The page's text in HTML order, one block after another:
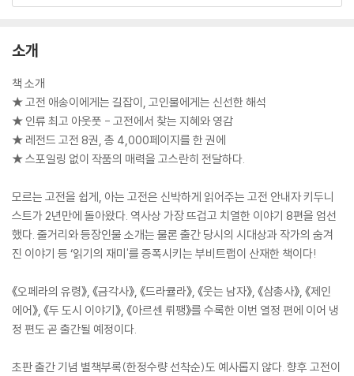
소개
책 소개
★ 고전 애송이에게는 길잡이, 고인물에게는 신선한 해석
★ 인류 최고 아웃풋 - 고전에서 찾는 지혜와 영감
★ 레전드 고전 8권, 총 4,000페이지를 한 권에
★ 스포일링 없이 작품의 매력을 고스란히 전달하다.
모르는 고전을 쉽게, 아는 고전은 신박하게 읽어주는 고전 안내자 키두니
스트가 2년만에 돌아왔다. 역사상 가장 뜨겁고 치열한 이야기 8편을 엄선
했다. 줄거리와 등장인물 소개는 물론 출간 당시의 시대상과 작가의 숨겨
진 이야기 등 ‘읽기의 재미'를 증폭시키는 부비트랩이 산재한 책이다!
《오페라의 유령》, 《금각사》, 《드라큘라》, 《웃는 남자》, 《삼총사》, 《제인
에어》, 《두 도시 이야기》, 《아르센 뤼팽》를 수록한 이번 열정 편에 이어 냉
정 편도 곧 출간될 예정이다.
초판 출간 기념 별책부록(한정수량 선착순)도 예사롭지 않다. 향후 고전이